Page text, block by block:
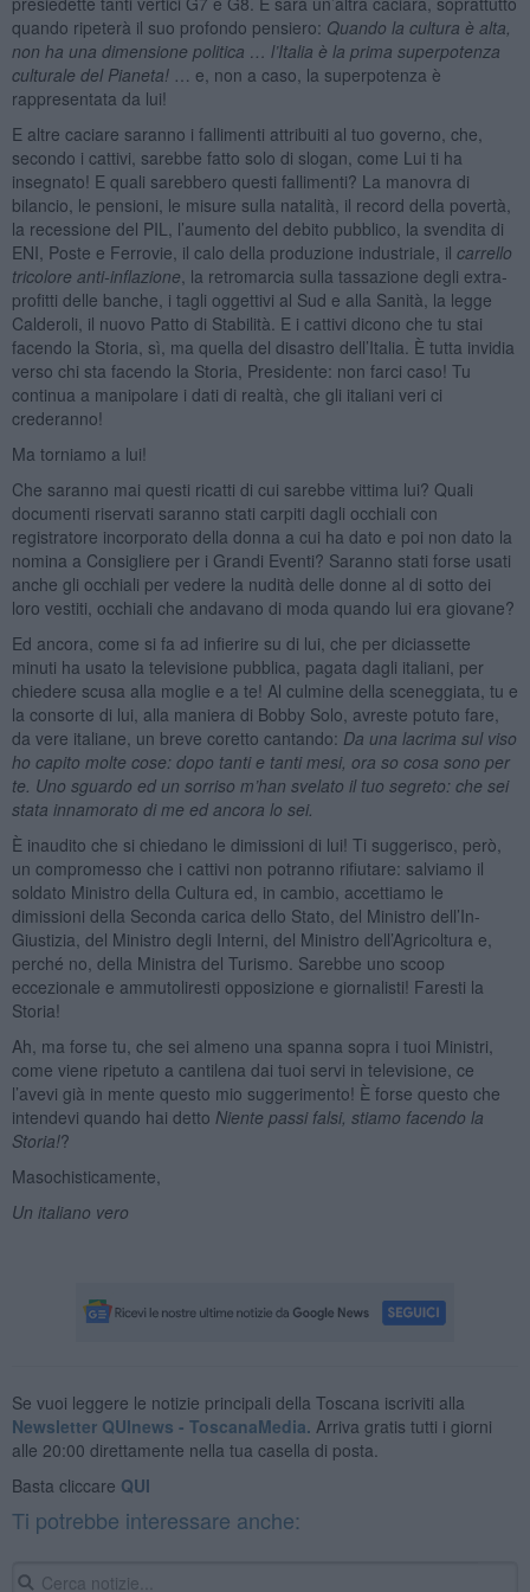
quando ripeterà il suo profondo pensiero: Quando la cultura è alta,
non ha una dimensione politica … l’Italia è la prima superpotenza
culturale del Pianeta!… e, non a caso, la superpotenza è
rappresentata da lui!
E altre caciare saranno i fallimenti attribuiti al tuo governo, che,
secondo i cattivi, sarebbe fatto solo di slogan, come Lui ti ha
insegnato! E quali sarebbero questi fallimenti? La manovra di
bilancio, le pensioni, le misure sulla natalità, il record della povertà,
la recessione del PIL, l’aumento del debito pubblico, la svendita di
ENI, Poste e Ferrovie, il calo della produzione industriale, il carrello
tricolore anti-inflazione , la retromarcia sulla tassazione degli extra-
profitti delle banche, i tagli oggettivi al Sud e alla Sanità, la legge
Calderoli, il nuovo Patto di Stabilità. E i cattivi dicono che tu stai
facendo la Storia, sì, ma quella del disastro dell’Italia. È tutta invidia
verso chi sta facendo la Storia, Presidente: non farci caso! Tu
continua a manipolare i dati di realtà, che gli italiani veri ci
crederanno!
Ma torniamo a lui!
Che saranno mai questi ricatti di cui sarebbe vittima lui? Quali
documenti riservati saranno stati carpiti dagli occhiali con
registratore incorporato della donna a cui ha dato e poi non dato la
nomina a Consigliere per i Grandi Eventi? Saranno stati forse usati
anche gli occhiali per vedere la nudità delle donne al di sotto dei
loro vestiti, occhiali che andavano di moda quando lui era giovane?
Ed ancora, come si fa ad infierire su di lui, che per diciassette
minuti ha usato la televisione pubblica, pagata dagli italiani, per
chiedere scusa alla moglie e a te! Al culmine della sceneggiata, tu e
la consorte di lui, alla maniera di Bobby Solo, avreste potuto fare,
da vere italiane, un breve coretto cantando: Da una lacrima sul viso
ho capito molte cose: dopo tanti e tanti mesi, ora so cosa sono per
te. Uno sguardo ed un sorriso m’han svelato il tuo segreto: che sei
stata innamorato di me ed ancora lo sei.
È inaudito che si chiedano le dimissioni di lui! Ti suggerisco, però,
un compromesso che i cattivi non potranno rifiutare: salviamo il
soldato Ministro della Cultura ed, in cambio, accettiamo le
dimissioni della Seconda carica dello Stato, del Ministro dell’In-
Giustizia, del Ministro degli Interni, del Ministro dell’Agricoltura e,
perché no, della Ministra del Turismo. Sarebbe uno scoop
eccezionale e ammutoliresti opposizione e giornalisti! Faresti la
Storia!
Ah, ma forse tu, che sei almeno una spanna sopra i tuoi Ministri,
come viene ripetuto a cantilena dai tuoi servi in televisione, ce
l’avevi già in mente questo mio suggerimento! È forse questo che
intendevi quando hai detto Niente passi falsi, stiamo facendo la
Storia!?
Masochisticamente,
Un italiano vero
Se vuoi leggere le notizie principali della Toscana iscriviti alla
Newsletter QUInews - ToscanaMedia. Arriva gratis tutti i giorni
alle 20:00 direttamente nella tua casella di posta.
Basta cliccare QUI
Ti potrebbe interessare anche: